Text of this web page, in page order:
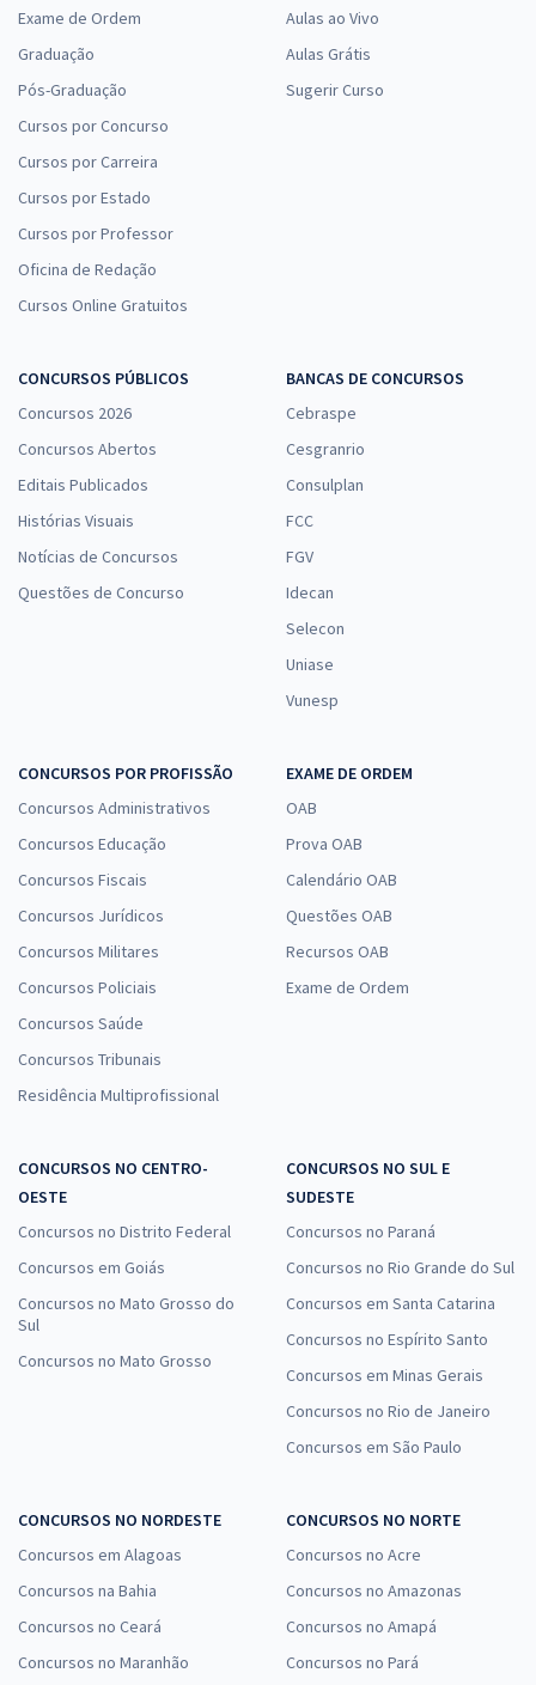
Exame de Ordem
Graduação
Pós-Graduação
Cursos por Concurso
Cursos por Carreira
Cursos por Estado
Cursos por Professor
Oficina de Redação
Cursos Online Gratuitos
Aulas ao Vivo
Aulas Grátis
Sugerir Curso
CONCURSOS PÚBLICOS
Concursos 2026
Concursos Abertos
Editais Publicados
Histórias Visuais
Notícias de Concursos
Questões de Concurso
BANCAS DE CONCURSOS
Cebraspe
Cesgranrio
Consulplan
FCC
FGV
Idecan
Selecon
Uniase
Vunesp
CONCURSOS POR PROFISSÃO
Concursos Administrativos
Concursos Educação
Concursos Fiscais
Concursos Jurídicos
Concursos Militares
Concursos Policiais
Concursos Saúde
Concursos Tribunais
Residência Multiprofissional
EXAME DE ORDEM
OAB
Prova OAB
Calendário OAB
Questões OAB
Recursos OAB
Exame de Ordem
CONCURSOS NO CENTRO-
OESTE
Concursos no Distrito Federal
Concursos em Goiás
Concursos no Mato Grosso do
Sul
Concursos no Mato Grosso
CONCURSOS NO SUL E
SUDESTE
Concursos no Paraná
Concursos no Rio Grande do Sul
Concursos em Santa Catarina
Concursos no Espírito Santo
Concursos em Minas Gerais
Concursos no Rio de Janeiro
Concursos em São Paulo
CONCURSOS NO NORDESTE
Concursos em Alagoas
Concursos na Bahia
Concursos no Ceará
Concursos no Maranhão
CONCURSOS NO NORTE
Concursos no Acre
Concursos no Amazonas
Concursos no Amapá
Concursos no Pará